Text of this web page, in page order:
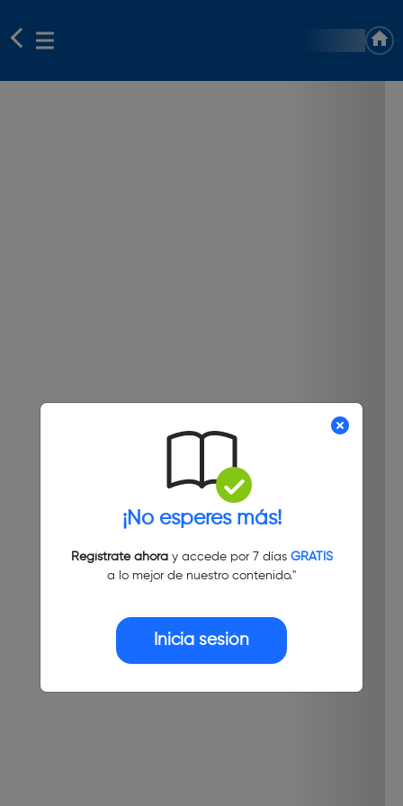
¡No esperes más!
Regístrate ahoray accede por 7 días GRATIS
a lo mejor de nuestro contenido."
Inicia sesión